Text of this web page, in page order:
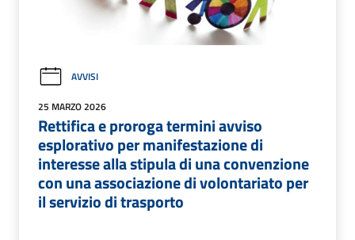
AVVISI
25 MARZO 2026
Rettifica e proroga termini avviso
esplorativo per manifestazione di
interesse alla stipula di una convenzione
con una associazione di volontariato per
il servizio di trasporto